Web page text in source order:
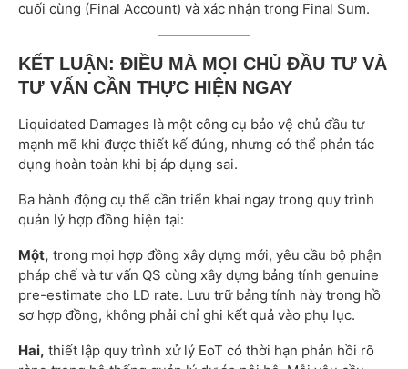
cuối cùng (Final Account) và xác nhận trong Final Sum.
KẾT LUẬN: ĐIỀU MÀ MỌI CHỦ ĐẦU TƯ VÀ
TƯ VẤN CẦN THỰC HIỆN NGAY
Liquidated Damages là một công cụ bảo vệ chủ đầu tư
mạnh mẽ khi được thiết kế đúng, nhưng có thể phản tác
dụng hoàn toàn khi bị áp dụng sai.
Ba hành động cụ thể cần triển khai ngay trong quy trình
quản lý hợp đồng hiện tại:
Một, trong mọi hợp đồng xây dựng mới, yêu cầu bộ phận
pháp chế và tư vấn QS cùng xây dựng bảng tính genuine
pre-estimate cho LD rate. Lưu trữ bảng tính này trong hồ
sơ hợp đồng, không phải chỉ ghi kết quả vào phụ lục.
Hai, thiết lập quy trình xử lý EoT có thời hạn phản hồi rõ